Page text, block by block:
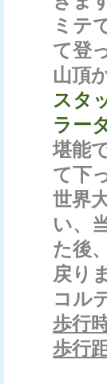
ミテ
て登
山頂
スタ
ラー
堪能
て下
世界
い、
た後
戻り
コル
歩行
歩行